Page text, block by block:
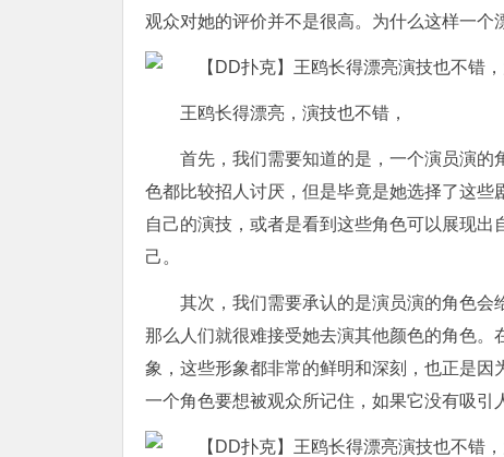
观众对她的评价并不是很高。为什么这样一个
王鸥长得漂亮，演技也不错，
首先，我们需要知道的是，一个演员演的
色都比较招人讨厌，但是毕竟是她选择了这
自己的演技，或者是看到这些角色可以展现
己。
其次，我们需要承认的是演员演的角色会
那么人们就很难接受她去演其他颜色的角色
象，这些形象都非常的鲜明和深刻，也正是因
一个角色要想被观众所记住，如果它没有吸引